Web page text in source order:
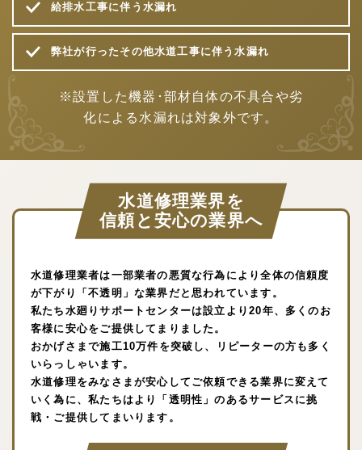
給排水工事に伴う水漏れ
弊社が行ったその他水道工事に伴う水漏れ
※設置した機器･部材自体の不具合や劣
化による水漏れは対象外です。
水道修理業界を
信頼と安心の業界へ
水道修理業者は一部業者の悪質な行為により全体の信頼度
が下がり「不透明」な業界だと思われています。
私たち水廻りサポートセンターは設立より20年、多くのお
客様に安心をご提供してまりました。
おかげさまで施工10万件を突破し、リピーターの方も多く
いらっしゃいます。
水道修理をみなさまが安心してご依頼できる業界に変えて
いく為に、私たちはより「透明性」のあるサービスに挑
戦・ご提供してまいります。